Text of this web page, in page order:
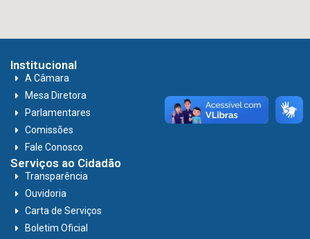
Institucional
A Câmara
Mesa Diretora
Parlamentares
Comissões
Fale Conosco
Serviços ao Cidadão
Transparência
Ouvidoria
Carta de Serviços
Boletim Oficial